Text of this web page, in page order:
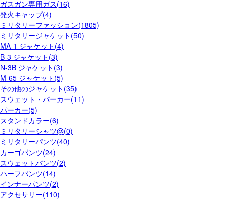
ガスガン専用ガス(16)
発火キャップ(4)
ミリタリーファッション(1805)
ミリタリージャケット(50)
MA-1 ジャケット(4)
B-3 ジャケット(3)
N-3B ジャケット(3)
M-65 ジャケット(5)
その他のジャケット(35)
スウェット・パーカー(11)
パーカー(5)
スタンドカラー(6)
ミリタリーシャツ@(0)
ミリタリーパンツ(40)
カーゴパンツ(24)
スウェットパンツ(2)
ハーフパンツ(14)
インナーパンツ(2)
アクセサリー(110)